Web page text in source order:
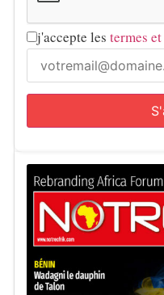
j'accepte les termes